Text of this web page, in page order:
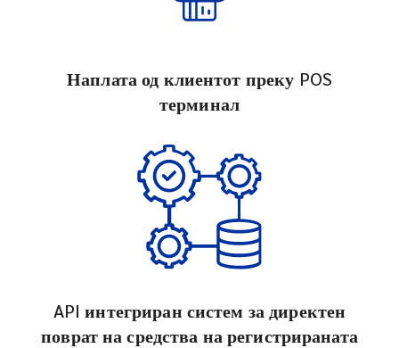
Наплата од клиентот преку POS
терминал
API интегриран систем за директен
поврат на средства на регистрираната